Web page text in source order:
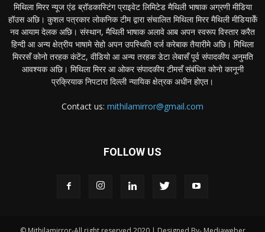
मिथिला मिरर न्यूज एंड ब्रॉडकास्टिंग प्राइवेट लिमिटेड मैथिली भाषाक अग्रणी मीडिया
हॉउस अछि। कुशल पत्रकार लोकनिक टीम द्वारा संचालित मिथिला मिरर मैथिली मीडियाकेँ
नव आयाम देलक अछि। संस्थान, मैथिली भाषाक अलावे आब अपन स्वरूप विस्तार करैत
हिन्दी आ अन्य क्षेत्रीय भाषामे सेहो अपन उपस्थिति दर्ज करेबाक तैयारीमे अछि। मिथिला
मिररसँ कोनो तरहक कंटेंट, वीडियो आ अन्य तरहक डेटा लेबासँ पूर्व संपादकीय अनुमति
आवश्यक अछि। मिथिला मिरर आ ओकर संपादकीय टीमसँ संबंधित कोनो कानूनी
प्रक्रियाक निपटारा दिल्ली न्यायिक क्षेत्रक अधीन होएत।
Contact us: mithilamirror@gmail.com
FOLLOW US